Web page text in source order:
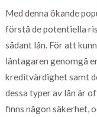
Med denna ökande
förstå de potentiella
sådant lån. För att
låntagaren genomgå
kreditvärdighet samt
dessa typer av lån är
finns någon säkerhet,